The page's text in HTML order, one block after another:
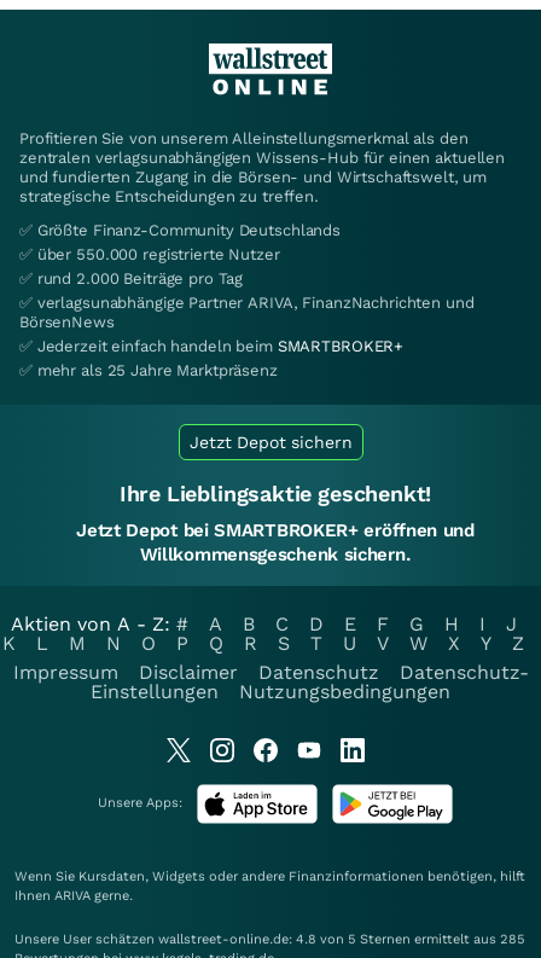
Profitieren Sie von unserem Alleinstellungsmerkmal als den
zentralen verlagsunabhängigen Wissens-Hub für einen aktuellen
und fundierten Zugang in die Börsen- und Wirtschaftswelt, um
strategische Entscheidungen zu treffen.
✅ Größte Finanz-Community Deutschlands
✅ über 550.000 registrierte Nutzer
✅ rund 2.000 Beiträge pro Tag
✅ verlagsunabhängige Partner ARIVA, FinanzNachrichten und
BörsenNews
✅ Jederzeit einfach handeln beim SMARTBROKER+
✅ mehr als 25 Jahre Marktpräsenz
Jetzt Depot sichern
Ihre Lieblingsaktie geschenkt!
Jetzt Depot bei SMARTBROKER+ eröffnen und
Willkommensgeschenk sichern.
Aktien von A - Z: # A B C D E F G H I
J
K
L M N O P Q R S T U V W X Y
Z
Impressum
Disclaimer Datenschutz
Datenschutz-
Einstellungen
Nutzungsbedingungen
Unsere Apps:
Wenn Sie Kursdaten, Widgets oder andere Finanzinformationen benötigen, hilft
Ihnen ARIVA gerne.
Unsere User schätzen wallstreet-online.de: 4.8 von 5 Sternen ermittelt aus 285